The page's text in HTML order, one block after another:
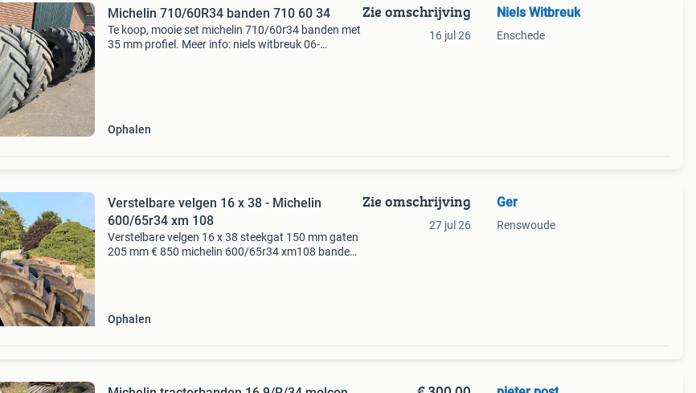
Michelin 710/60R34 banden 710 60 34
Te koop, mooie set michelin 710/60r34 banden met
35 mm profiel. Meer info: niels witbreuk 06-
Ophalen
Zie omschrijving
16 jul 26
Niels Witbreuk
Enschede
Verstelbare velgen 16 x 38 - Michelin
600/65r34 xm 108
Verstelbare velgen 16 x 38 steekgat 150 mm gaten
205 mm € 850 michelin 600/65r34 xm108 banden
Ophalen
Zie omschrijving
27 jul 26
Ger
Renswoude